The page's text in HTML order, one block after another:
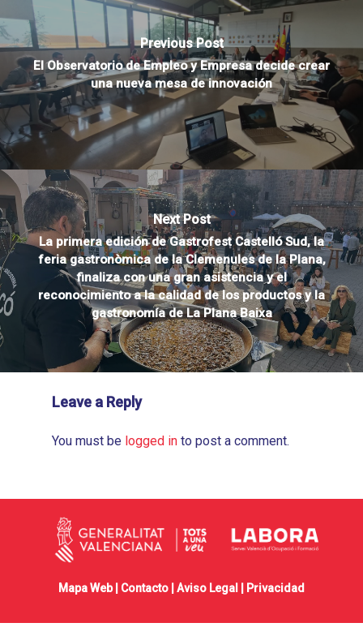
Previous Post
El Observatorio de Empleo y Empresa decide crear
una nueva mesa de innovación
Next Post
La primera edición de Gastrofest Castelló Sud, la
feria gastronòmica de la Clemenules de la Plana,
finaliza con una gran asistencia y el
reconocimiento a la calidad de los productos y la
gastronomía de La Plana Baixa
Leave a Reply
You must be logged in to post a comment.
Mapa Web | Contacto Aviso Legal Privacidad